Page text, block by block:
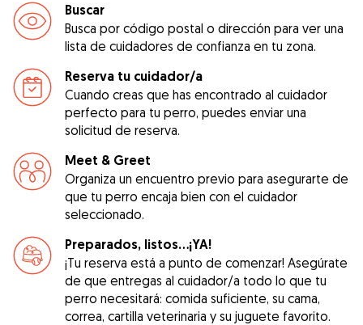
Buscar
Busca por código postal o dirección para ver una
lista de cuidadores de confianza en tu zona.
Reserva tu cuidador/a
Cuando creas que has encontrado al cuidador
perfecto para tu perro, puedes enviar una
solicitud de reserva.
Meet & Greet
Organiza un encuentro previo para asegurarte de
que tu perro encaja bien con el cuidador
seleccionado.
Preparados, listos...¡YA!
¡Tu reserva está a punto de comenzar! Asegúrate
de que entregas al cuidador/a todo lo que tu
perro necesitará: comida suficiente, su cama,
correa, cartilla veterinaria y su juguete favorito.